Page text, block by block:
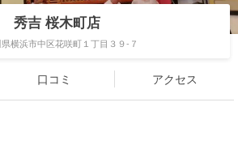
秀吉 桜木町店
横浜市中区花咲町１丁目３９-７
口コミ アクセス